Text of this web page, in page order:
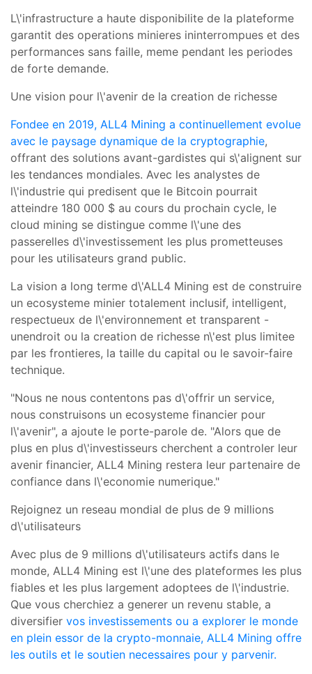
L\'infrastructure a haute disponibilite de la plateforme
garantit des operations minieres ininterrompues et des
performances sans faille, meme pendant les periodes
de forte demande.
Une vision pour l\'avenir de la creation de richesse
Fondee en 2019, ALL4 Mining a continuellement evolue
avec le paysage dynamique de la cryptographie,
offrant des solutions avant-gardistes qui s\'alignent sur
les tendances mondiales. Avec les analystes de
l\'industrie qui predisent que le Bitcoin pourrait
atteindre 180 000 $ au cours du prochain cycle, le
cloud mining se distingue comme l\'une des
passerelles d\'investissement les plus prometteuses
pour les utilisateurs grand public.
La vision a long terme d\'ALL4 Mining est de construire
un ecosysteme minier totalement inclusif, intelligent,
respectueux de l\'environnement et transparent -
unendroit ou la creation de richesse n\'est plus limitee
par les frontieres, la taille du capital ou le savoir-faire
technique.
"Nous ne nous contentons pas d\'offrir un service,
nous construisons un ecosysteme financier pour
l\'avenir", a ajoute le porte-parole de. "Alors que de
plus en plus d\'investisseurs cherchent a controler leur
avenir financier, ALL4 Mining restera leur partenaire de
confiance dans l\'economie numerique."
Rejoignez un reseau mondial de plus de 9 millions
d\'utilisateurs
Avec plus de 9 millions d\'utilisateurs actifs dans le
monde, ALL4 Mining est l\'une des plateformes les plus
fiables et les plus largement adoptees de l\'industrie.
Que vous cherchiez a generer un revenu stable, a
diversifier vos investissements ou a explorer le monde
en plein essor de la crypto-monnaie, ALL4 Mining offre
les outils et le soutien necessaires pour y parvenir.